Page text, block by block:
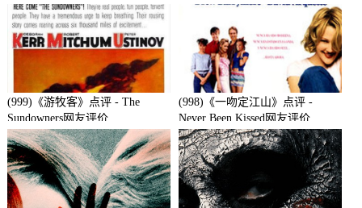
及剧本
(999)《游牧客》点评 - The
Sundowners网友评价
(998)《一吻定江山》点评 -
Never Been Kissed网友评价